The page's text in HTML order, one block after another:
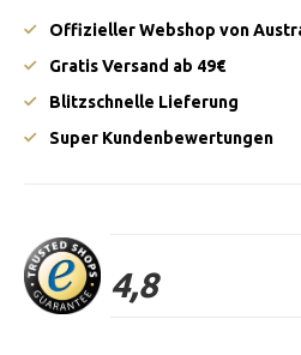
Offizieller Webshop von
Gratis Versand ab 49€
Blitzschnelle Lieferung
Super Kundenbewertungen
4,8